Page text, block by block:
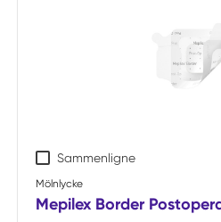
Sammenligne
Mölnlycke
Mepilex Border